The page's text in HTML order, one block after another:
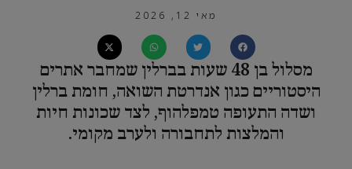
מאי 12, 2026
מסלול בן 48 שעות בברלין שמחבר אתרים
היסטוריים כגון אנדרטת השואה, חומת ברלין
ושדה התעופה טמפלהוף, לצד שכונות חיות
והמלצות לתחבורה ולערב מקומי.